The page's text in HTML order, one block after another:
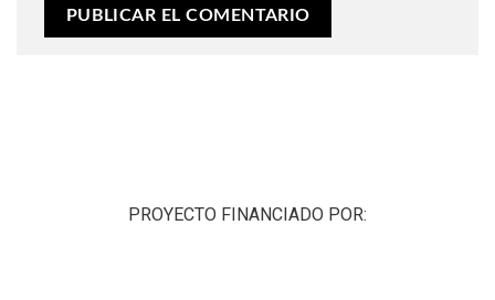
PROYECTO FINANCIADO POR: